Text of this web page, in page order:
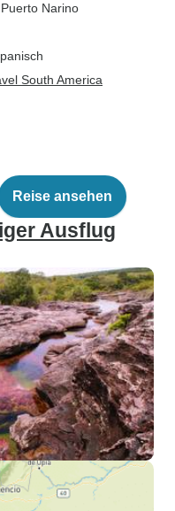
, Puerto Narino
South America
Reise ansehen
Ausflug